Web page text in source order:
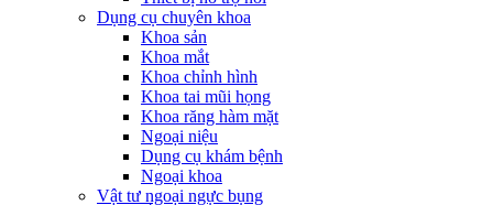
Dụng cụ chuyên khoa
Khoa sản
Khoa mắt
Khoa chỉnh hình
Khoa tai mũi họng
Khoa răng hàm mặt
Ngoại niệu
Dụng cụ khám bệnh
Ngoại khoa
Vật tư ngoại ngực bụng